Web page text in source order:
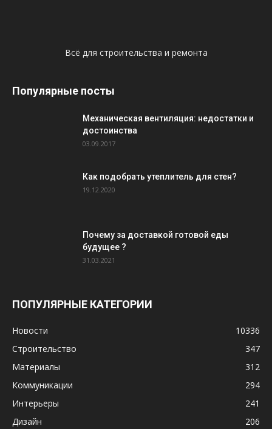
Всё для строительства и ремонта
Популярные посты
Механическая вентиляция: недостатки и
достоинства
03.09.2017
Как подобрать утеплитель для стен?
19.12.2020
Почему за доставкой готовой еды
будущее ?
31.03.2021
ПОПУЛЯРНЫЕ КАТЕГОРИИ
Новости
10336
Строительство
347
Материалы
312
Коммуникации
294
Интерьеры
241
Дизайн
206